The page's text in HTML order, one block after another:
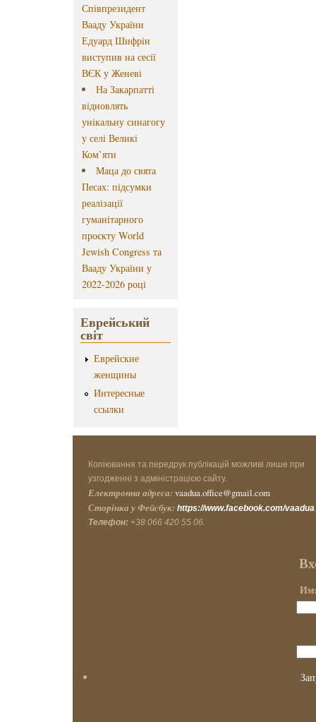
Співпрезидент
Вааду України
Едуард Шифрін
виступив на сесії
ВЄК у Женеві
На Закарпатті
відновлять
унікальну синагогу
у селі Великі
Ком’яти
Маца до свята
Песах: підсумки
реалізації
гуманітарного
проєкту World
Jewish Congress та
Вааду України у
2022-2026 році
Еврейський
світ
Еврейские
женщины
Интересные
ссылки
Копіювання та передрук публікацій можливі лише при
узгодженні з адміністрацією сайту.
Електронна адреса: vaadua.office@gmail.com
Сторінка у Фейсбук: https://www.facebook.com/vaadua
Телефон: +38 066 420 55 06.